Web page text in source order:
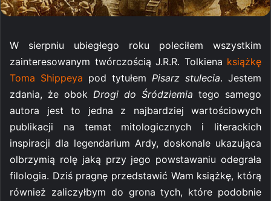
W sierpniu ubiegłego roku poleciłem wszystkim
zainteresowanym twórczością J.R.R. Tolkiena książkę
Toma Shippeya pod tytułem Pisarz stulecia. Jestem
zdania, że obok Drogi do Śródziemia tego samego
autora jest to jedna z najbardziej wartościowych
publikacji na temat mitologicznych i literackich
inspiracji dla legendarium Ardy, doskonale ukazująca
olbrzymią rolę jaką przy jego powstawaniu odegrała
filologia. Dziś pragnę przedstawić Wam książkę, którą
również zaliczyłbym do grona tych, które podobnie